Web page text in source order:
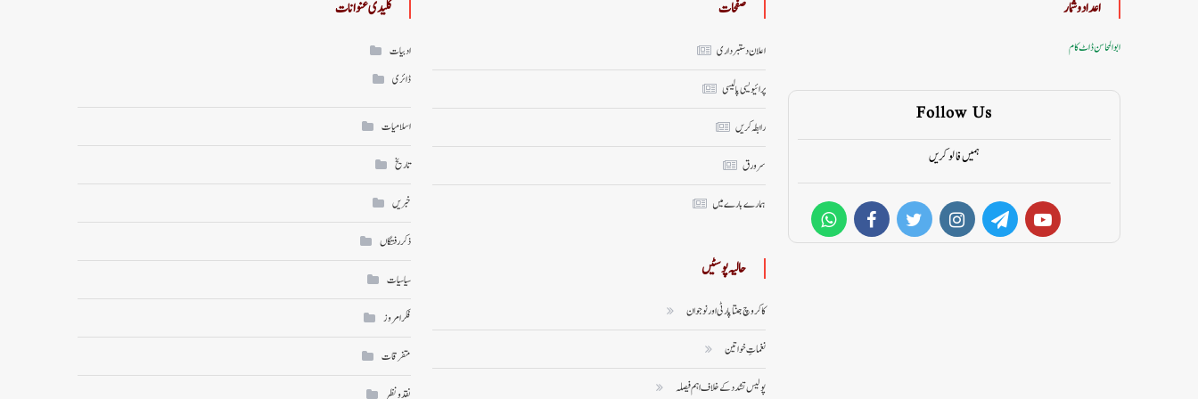
کلیدی عنوانات
ادبیات
ڈائری
اسلامیات
تاریخ
خبریں
ذکر رفتگاں
سیاسیات
فکر امروز
متفرقات
نقد ونظر
صفحات
اعلان دستبرداری
پرائیویسی پالیسی
رابطہ کریں
سر ورق
ہمارے بارے میں
حالیہ پوسٹیں
کاکروچ جنتا پارٹی اور نوجوان
نغماتِ خواتین
پولیس تشدد کے خلاف اہم فیصلہ
اعداد وشمار
ابوالمحاسن ڈاٹ کام
Follow Us
ہمیں فالو کریں